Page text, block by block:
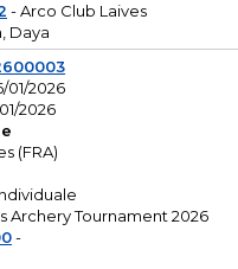
- Arco Club Laives
Daya
01/2026
2026
(FRA)
Archery Tournament 2026
-